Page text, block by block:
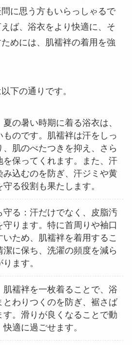
に思う方もいらっしゃるで
ば、浴衣をより快適に、そ
めには、肌襦袢の着用を強
下の通りです。
の暑い時期に着る浴衣は、
ものです。肌襦袢は汗をしっ
、肌のべたつきを抑え、さら
を保ってくれます。また、汗
み込むのを防ぎ、汗ジミや黄
る役割も果たします。
守る：汗だけでなく、皮脂汚
守ります。特に首周りや袖口
ため、肌襦袢を着用するこ
潔に保ち、洗濯の頻度を減ら
ます。
肌襦袢を一枚着ることで、浴
とわりつくのを防ぎ、裾さば
す。滑りが良くなることで動
適に過ごせます。